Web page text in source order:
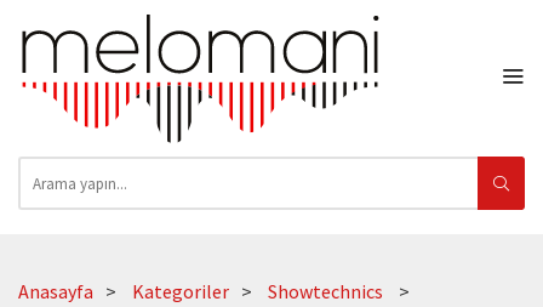
Anasayfa Kategoriler
Showtechnics